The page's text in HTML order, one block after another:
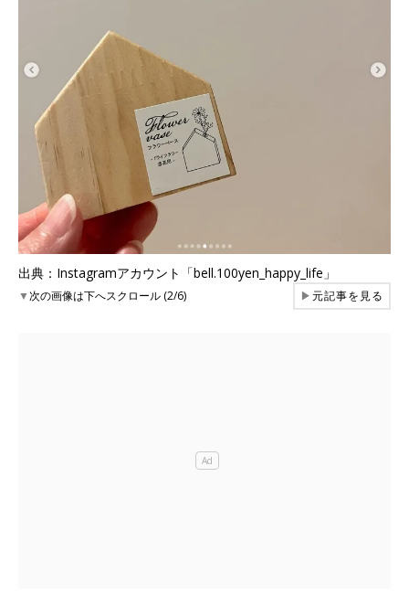
出典：Instagramアカウント「bell.100yen_happy_life」
▼次の画像は下へスクロール (2/6) ▶元記事を見る